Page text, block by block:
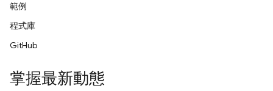
範例
程式庫
GitHub
掌握最新動態